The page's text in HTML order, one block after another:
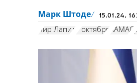
Марк Штоде 15.01.24,
Яир Лапид 7 октября ХАМАС